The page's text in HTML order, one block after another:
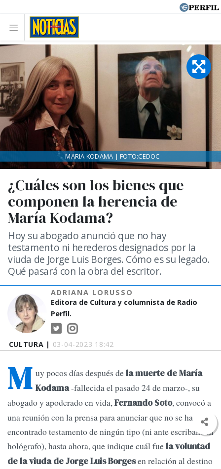
CULTURA | 03-04-2023 18:42
¿Cuáles son los bienes que
componen la herencia de
María Kodama?
Hoy su abogado anunció que no hay
testamento ni herederos designados por la
viuda de Jorge Luis Borges. Cómo es su legado.
Qué pasará con la obra del escritor.
ADRIANA LORUSSO
Editora de Cultura y columnista de Radio
Perfil.
MARIA KODAMA | FOTO:CEDOC
M uy pocos días después dela muerte de María
Kodama-fallecida el pasado 24 de marzo-, su
abogado y apoderado en vida,Fernando Soto, convocó a
una reunión con la prensa para anunciar que no se ha
encontrado testamento de ningún tipo (ni ante escribano ni
hológrafo), hasta ahora, que indique cuál fuela voluntad
de la viuda de Jorge Luis Borgesen relación al destino